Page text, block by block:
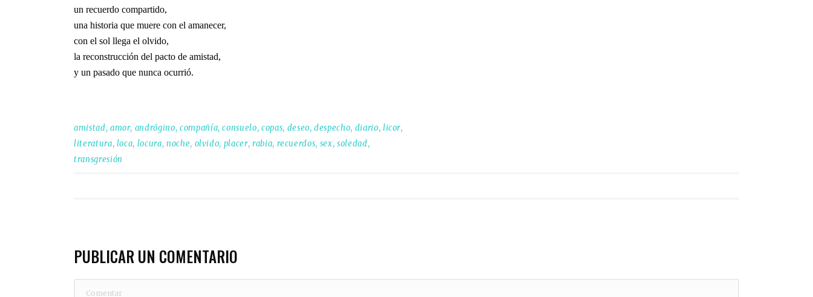
un recuerdo compartido,
una historia que muere con el amanecer,
con el sol llega el olvido,
la reconstrucción del pacto de amistad,
y un pasado que nunca ocurrió.
amistad, amor, andrógino, compañía,consuelo, copas, deseo,despecho, diario, licor,
literatura, loca, locura, noche, olvido, placer, rabia, recuerdos, sex, soledad,
transgresión
PUBLICAR UN COMENTARIO